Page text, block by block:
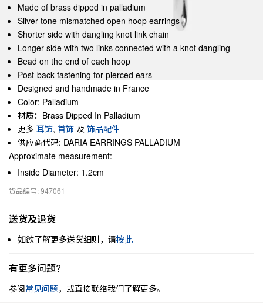
Made of brass dipped in palladium
Silver-tone mismatched open hoop earrings
Shorter side with dangling knot link chain
Longer side with two links connected with a knot dangling
Bead on the end of each hoop
Post-back fastening for pierced ears
Designed and handmade in France
Color: Palladium
材质：Brass Dipped In Palladium
更多 耳饰, 首饰 及 饰品配件
供应商代码: DARIA EARRINGS PALLADIUM
Approximate measurement:
Inside Diameter: 1.2cm
货品编号: 947061
送货及退货
如欲了解更多送货细则，请按此
有更多问题?
参阅常见问题，或直接联络我们了解更多。